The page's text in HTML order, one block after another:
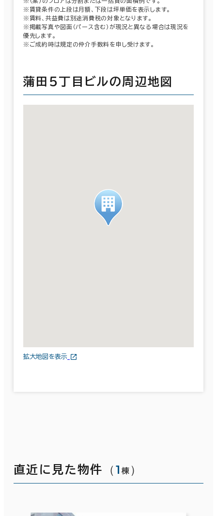
※賃貸条件の上段は月額、下段は坪単価を表示します。
※賃料、共益費は別途消費税の対象となります。
※掲載写真や図面（パース含む）が現況と異なる場合は現況を
優先します。
※ご成約時は規定の仲介手数料を申し受けます。
蒲田５丁目ビルの周辺地図
拡大地図を表示
直近に見た物件 （1 棟 ）